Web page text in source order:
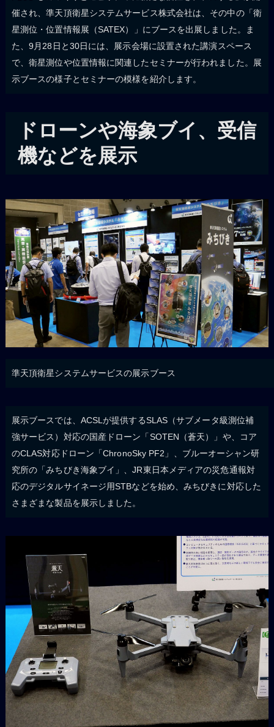
催され、準天頂衛星システムサービス株式会社は、その中の「衛
星測位・位置情報展（SATEX）」にブースを出展しました。ま
た、9月28日と30日には、展示会場に設置された講演スペース
で、衛星測位や位置情報に関連したセミナーが行われました。展
示ブースの様子とセミナーの模様を紹介します。
ドローンや海象ブイ、受信
機などを展示
準天頂衛星システムサービスの展示ブース
展示ブースでは、ACSLが提供するSLAS（サブメータ級測位補
強サービス）対応の国産ドローン「SOTEN（蒼天）」や、コア
のCLAS対応ドローン「ChronoSky PF2」、ブルーオーシャン研
究所の「みちびき海象ブイ」、JR東日本メディアの災危通報対
応のデジタルサイネージ用STBなどを始め、みちびきに対応した
さまざまな製品を展示しました。